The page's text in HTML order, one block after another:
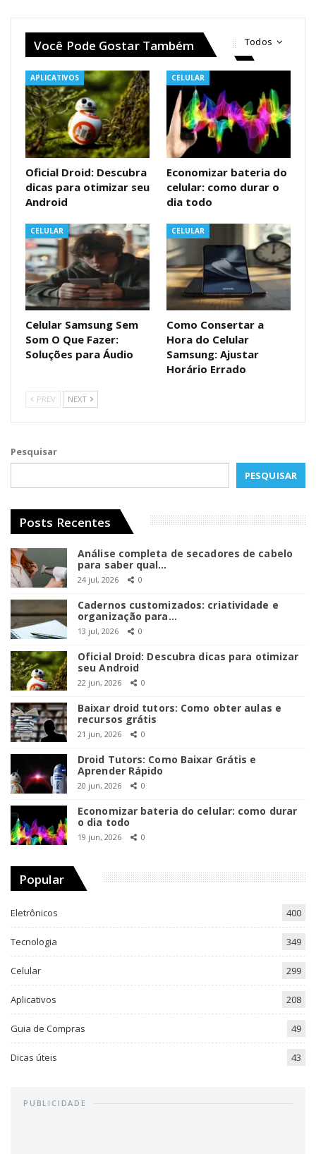
Todos
Você Pode Gostar Também
APLICATIVOS
Oficial Droid: Descubra
dicas para otimizar seu
Android
CELULAR
Economizar bateria do
celular: como durar o
dia todo
CELULAR
Celular Samsung Sem
Som O Que Fazer:
Soluções para Áudio
CELULAR
Como Consertar a
Hora do Celular
Samsung: Ajustar
Horário Errado
PREV NEXT
Pesquisar
PESQUISAR
Posts Recentes
Análise completa de secadores de cabelo
para saber qual…
24 jul, 2026 0
Cadernos customizados: criatividade e
organização para…
13 jul, 2026 0
Oficial Droid: Descubra dicas para otimizar
seu Android
22 jun, 2026 0
Baixar droid tutors: Como obter aulas e
recursos grátis
21 jun, 2026 0
Droid Tutors: Como Baixar Grátis e
Aprender Rápido
20 jun, 2026 0
Economizar bateria do celular: como durar
o dia todo
19 jun, 2026 0
Popular
Eletrônicos 400
Tecnologia 349
Celular 299
Aplicativos 208
Guia de Compras 49
Dicas úteis 43
PUBLICIDADE